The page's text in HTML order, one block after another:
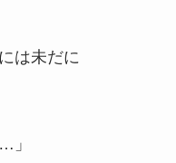
は未だに
」